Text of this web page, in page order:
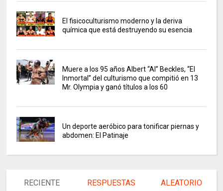
El fisicoculturismo moderno y la deriva
química que está destruyendo su esencia
Muere a los 95 años Albert “Al” Beckles, “El
Inmortal” del culturismo que compitió en 13
Mr. Olympia y ganó títulos a los 60
Un deporte aeróbico para tonificar piernas y
abdomen: El Patinaje
RECIENTE RESPUESTAS ALEATORIO